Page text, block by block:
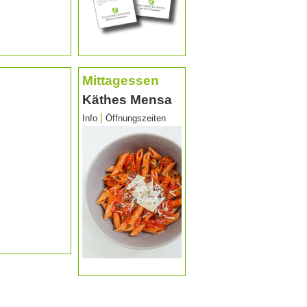
Mittagessen
Käthes Mensa
Info |Öffnungszeiten